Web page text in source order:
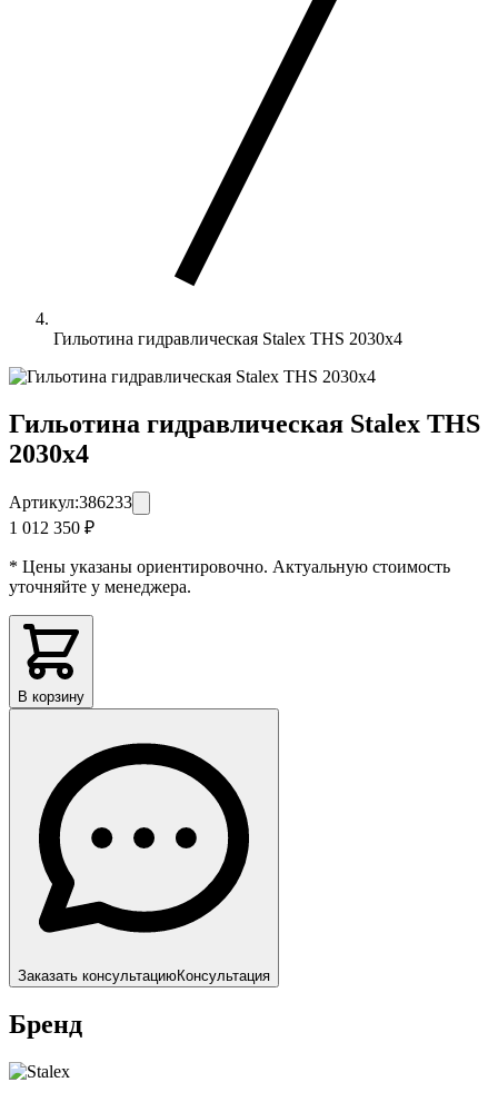
Гильотина гидравлическая Stalex THS 2030х4
Гильотина гидравлическая Stalex THS
2030х4
Артикул:386233
1 012 350 ₽
* Цены указаны ориентировочно. Актуальную стоимость
уточняйте у менеджера.
В корзину
Заказать консультациюКонсультация
Бренд